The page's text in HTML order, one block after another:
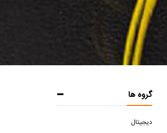
گروه ها
دیجیتال